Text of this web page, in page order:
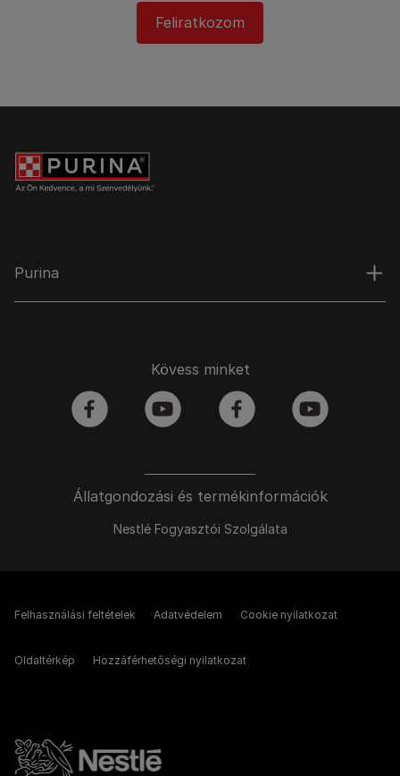
Feliratkozom
Purina
Állatgondozási és termékinformációk
Nestlé Fogyasztói Szolgálata
Kövess minket
facebook youtube facebook youtube
Felhasználási feltételek Adatvédelem Cookie nyilatkozat
Oldaltérkép Hozzáférhetőségi nyilatkozat